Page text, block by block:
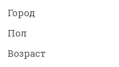
Город
Пол
Возраст